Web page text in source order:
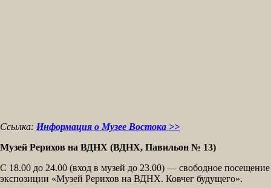
Ссылка: Информация о Музее Востока >>
Музей Рерихов на ВДНХ (ВДНХ, Павильон № 13)
С 18.00 до 24.00 (вход в музей до 23.00) — свободное посещение
экспозиции «Музей Рерихов на ВДНХ. Ковчег будущего».